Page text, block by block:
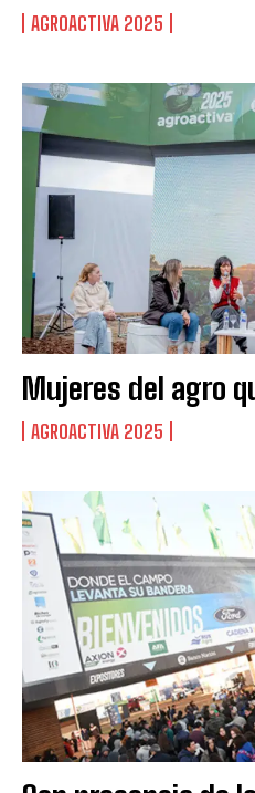
AGROACTIVA 2025
Mujeres del agro
AGROACTIVA 2025